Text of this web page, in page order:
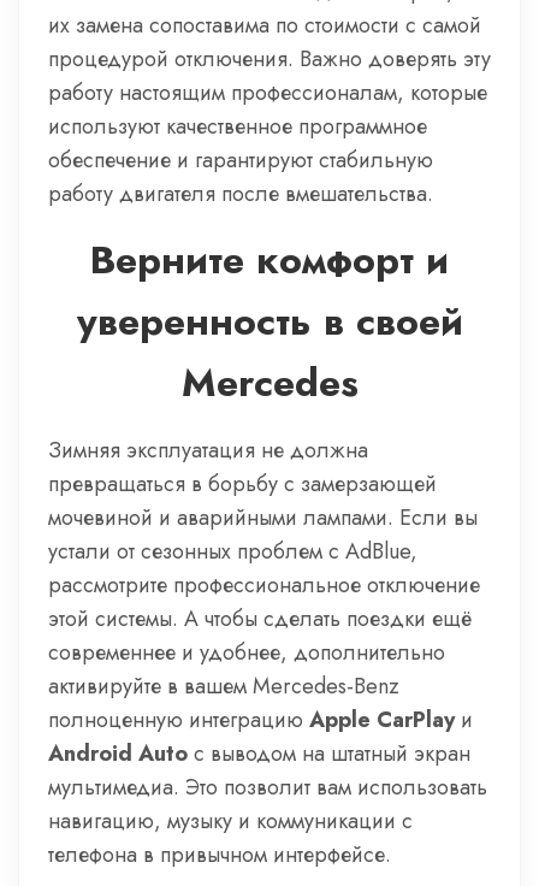
их замена сопоставима по стоимости с самой
процедурой отключения. Важно доверять эту
работу настоящим профессионалам, которые
используют качественное программное
обеспечение и гарантируют стабильную
работу двигателя после вмешательства.
Верните комфорт и
уверенность в своей
Mercedes
Зимняя эксплуатация не должна
превращаться в борьбу с замерзающей
мочевиной и аварийными лампами. Если вы
устали от сезонных проблем с AdBlue,
рассмотрите профессиональное отключение
этой системы. А чтобы сделать поездки ещё
современнее и удобнее, дополнительно
активируйте в вашем Mercedes-Benz
полноценную интеграцию Apple CarPlayи
Android Autoс выводом на штатный экран
мультимедиа. Это позволит вам использовать
навигацию, музыку и коммуникации с
телефона в привычном интерфейсе.